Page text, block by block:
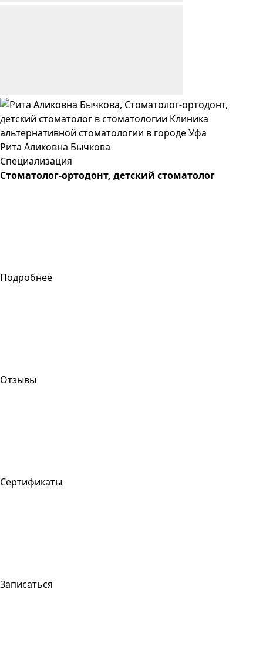
Рита Аликовна Бычкова
Специализация
Стоматолог-ортодонт, детский стоматолог
Подробнее
Отзывы
Сертификаты
Записаться